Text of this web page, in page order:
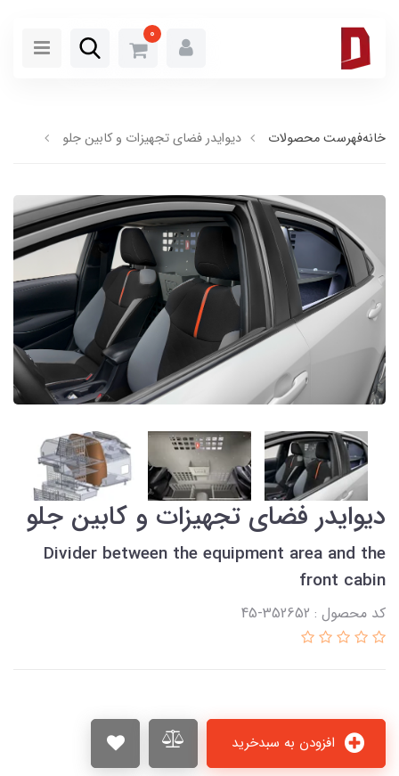
0
خانهفهرست محصولات دیوایدر فضای تجهیزات و کابین جلو
دیوایدر فضای تجهیزات و کابین جلو
Divider between the equipment area and the
front cabin
کد محصول : 352652-45